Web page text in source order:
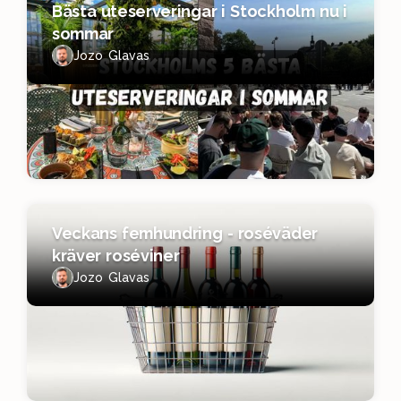
Bästa uteserveringar i Stockholm nu i
sommar
Jozo Glavas
Veckans femhundring - roséväder
kräver roséviner
Jozo Glavas